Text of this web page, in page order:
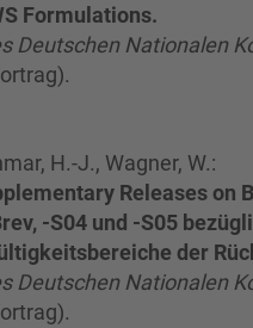
Formulations.
Deutschen Nationalen
H.-J., Wagner, W.:
Releases on
-S04 und -S05
der
Deutschen Nationalen